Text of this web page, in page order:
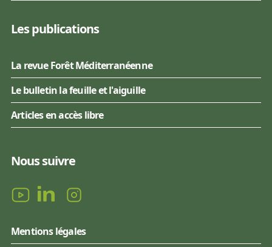
Les publications
La revue Forêt Méditerranéenne
Le bulletin la feuille et l'aiguille
Articles en accès libre
Nous suivre
Mentions légales